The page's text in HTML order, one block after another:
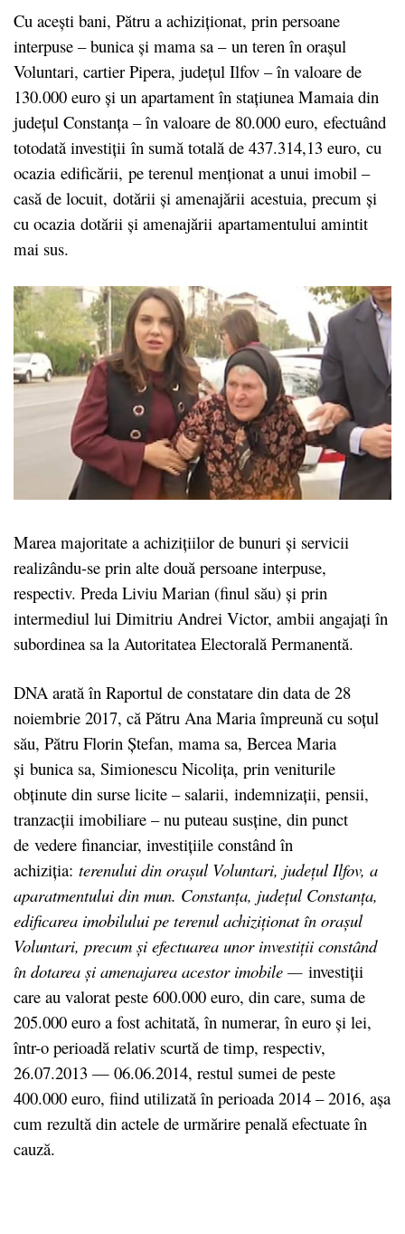
Cu acești bani, Pătru a achiziționat, prin persoane
interpuse – bunica și mama sa – un teren în orașul
Voluntari, cartier Pipera, județul Ilfov – în valoare de
130.000 euro și un apartament în stațiunea Mamaia din
județul Constanța – în valoare de 80.000 euro, efectuând
totodată investiții în sumă totală de 437.314,13 euro, cu
ocazia edificării, pe terenul menționat a unui imobil –
casă de locuit, dotării și amenajării acestuia, precum și
cu ocazia dotării și amenajării apartamentului amintit
mai sus.
Marea majoritate a achizițiilor de bunuri și servicii
realizându-se prin alte două persoane interpuse,
respectiv. Preda Liviu Marian (finul său) și prin
intermediul lui Dimitriu Andrei Victor, ambii angajați în
subordinea sa la Autoritatea Electorală Permanentă.
DNA arată în Raportul de constatare din data de 28
noiembrie 2017, că Pătru Ana Maria împreună cu soțul
său, Pătru Florin Ștefan, mama sa, Bercea Maria
și bunica sa, Simionescu Nicolița, prin veniturile
obținute din surse licite – salarii, indemnizații, pensii,
tranzacții imobiliare – nu puteau susține, din punct
de vedere financiar, investițiile constând în
achiziția: terenului din orașul Voluntari, județul Ilfov, a
aparatmentului din mun. Constanța, județul Constanța,
edificarea imobilului pe terenul achiziționat în orașul
Voluntari, precum și efectuarea unor investiții constând
în dotarea și amenajarea acestor imobile — investiții
care au valorat peste 600.000 euro, din care, suma de
205.000 euro a fost achitată, în numerar, în euro și lei,
într-o perioadă relativ scurtă de timp, respectiv,
26.07.2013 — 06.06.2014, restul sumei de peste
400.000 euro, fiind utilizată în perioada 2014 – 2016, așa
cum rezultă din actele de urmărire penală efectuate în
cauză.